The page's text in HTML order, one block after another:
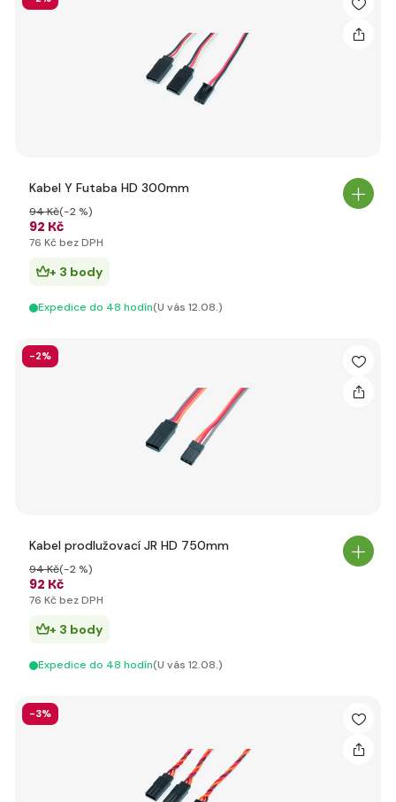
Kabel Y Futaba HD 300mm
92 Kč
94 Kč(-2 %)
76 Kč bez DPH
+ 3 body
Expedice do 48 hodín(U vás 12.08.)
-2%
Kabel prodlužovací JR HD 750mm
92 Kč
94 Kč(-2 %)
76 Kč bez DPH
+ 3 body
Expedice do 48 hodín(U vás 12.08.)
-3%